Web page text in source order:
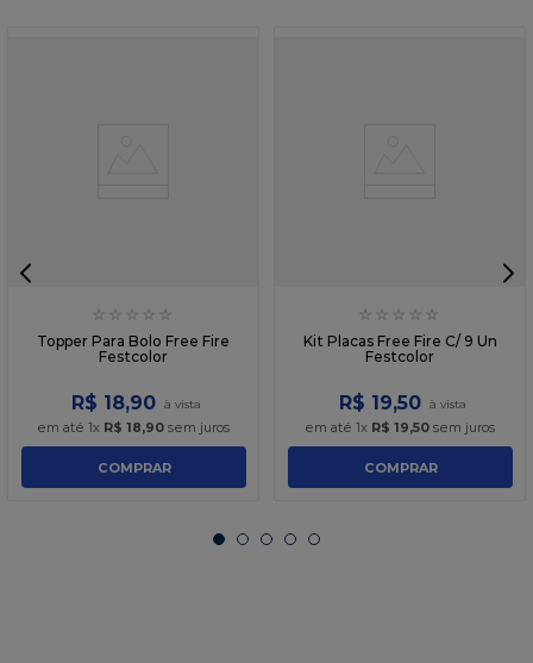
☆ ☆ ☆ ☆ ☆
Topper Para Bolo Free Fire
Festcolor
R$ 18,90
em até 1x R$ 18,90 sem juros
COMPRAR
☆ ☆ ☆ ☆ ☆
Kit Placas Free Fire C/ 9 Un
Festcolor
R$ 19,50
em até 1x R$ 19,50 sem juros
COMPRAR